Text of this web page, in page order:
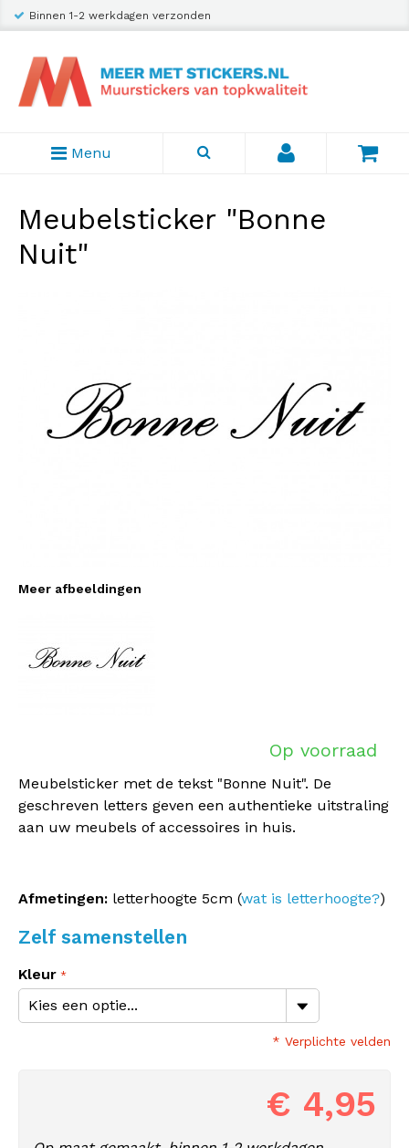
Binnen 1-2 werkdagen verzonden
Menu
Meubelsticker "Bonne
Nuit"
Meer afbeeldingen
Op voorraad
Meubelsticker met de tekst "Bonne Nuit". De
geschreven letters geven een authentieke uitstraling
aan uw meubels of accessoires in huis.
Afmetingen: letterhoogte 5cm (wat is letterhoogte?)
Zelf samenstellen
Kleur
* Verplichte velden
€ 4,95